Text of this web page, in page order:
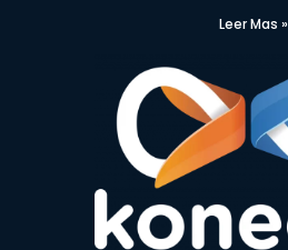
Leer Mas »